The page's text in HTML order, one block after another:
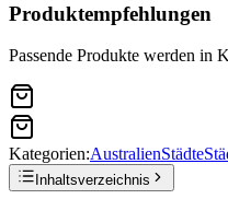
Produktempfehlungen
Passende Produkte werden in
Kategorien:AustralienStädte
Inhaltsverzeichnis